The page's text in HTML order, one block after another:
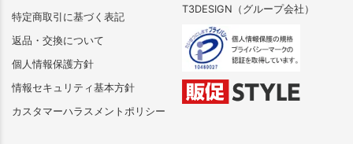
特定商取引に基づく表記
返品・交換について
個人情報保護方針
情報セキュリティ基本方針
カスタマーハラスメントポリシー
T3DESIGN（グループ会社）